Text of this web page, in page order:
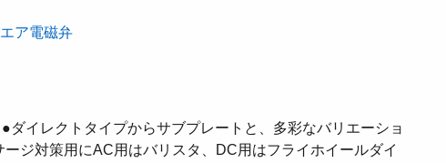
エア電磁弁
イレクトタイプからサブプレートと、多彩なバリエーショ
ジ対策用にAC用はバリスタ、DC用はフライホイールダイ